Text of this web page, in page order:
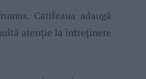
Catifeaua adaugă
atenție la întreținere